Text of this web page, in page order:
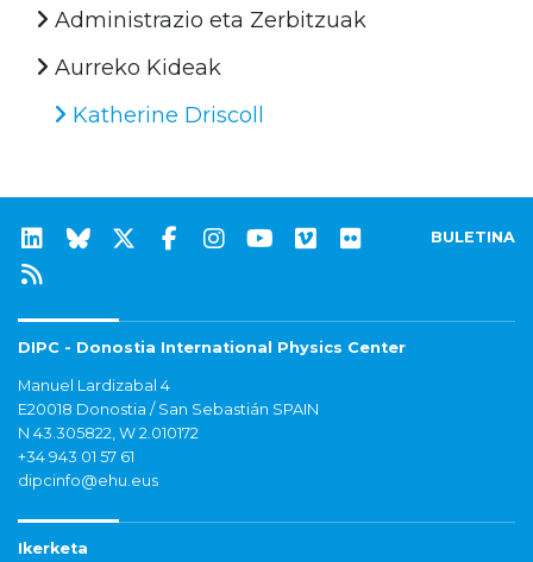
Administrazio eta Zerbitzuak
Aurreko Kideak
Katherine Driscoll
BULETINA
DIPC - Donostia International Physics Center
Manuel Lardizabal 4
E20018 Donostia / San Sebastián SPAIN
N 43.305822, W 2.010172
+34 943 01 57 61
dipcinfo@ehu.eus
Ikerketa